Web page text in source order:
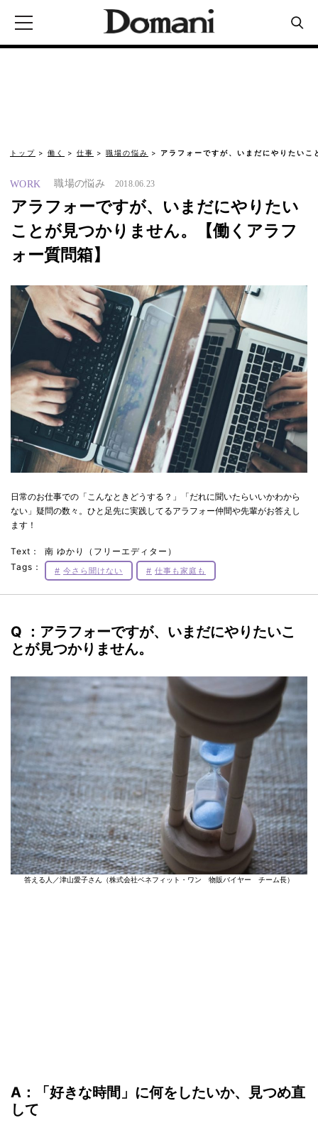
トップ 働く 仕事 職場の悩み アラフォーですが、いまだにやりたい
WORK 職場の悩み 2018.06.23
アラフォーですが、いまだにやりたい
ことが見つかりません。【働くアラフ
ォー質問箱】
日常のお仕事での「こんなときどうする？」「だれに聞いたらいいかわから
ない」疑問の数々。ひと足先に実践してるアラフォー仲間や先輩がお答えし
ます！
Text：
南 ゆかり（フリーエディター）
Tags：
今さら聞けない 仕事も家庭も
Q ：アラフォーですが、いまだにやりたいこ
とが見つかりません。
答える人／津山愛子さん（株式会社ベネフィット・ワン 物販バイヤー チーム長）
A：「好きな時間」に何をしたいか、見つめ直
して